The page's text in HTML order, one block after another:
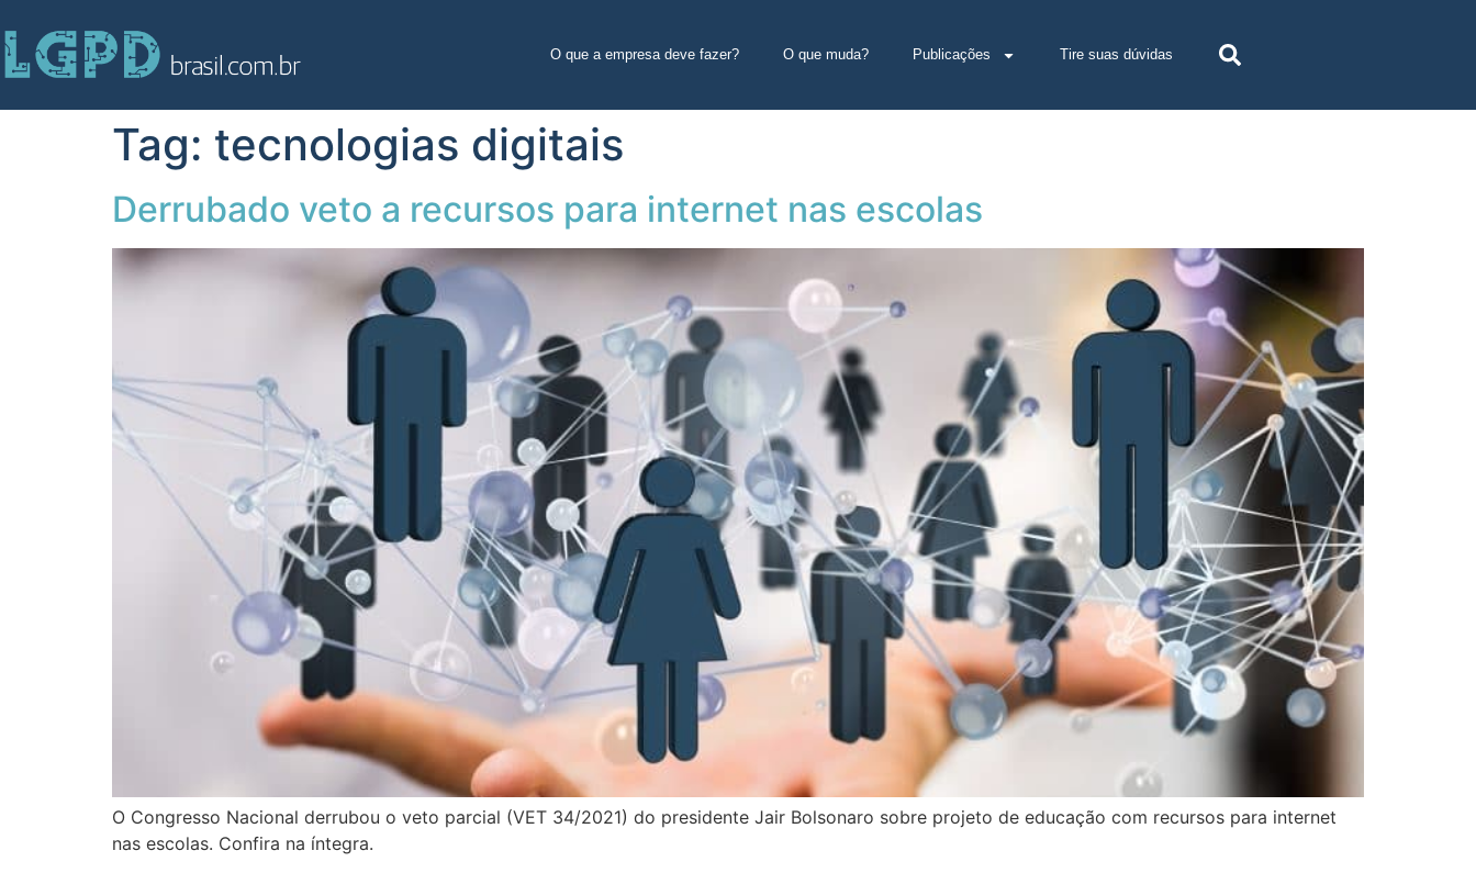
O que a empresa deve fazer? O que muda? Publicações Tire suas dúvidas
Tag: tecnologias digitais
Derrubado veto a recursos para internet nas escolas
O Congresso Nacional derrubou o veto parcial (VET 34/2021) do presidente Jair Bolsonaro sobre projeto de educação com recursos para internet
nas escolas. Confira na íntegra.